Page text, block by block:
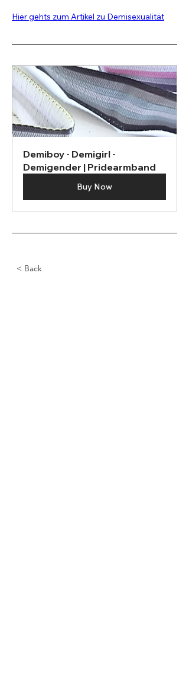
Hier gehts zum Artikel zu Demisexualität
Demiboy - Demigirl -
Demigender | Pridearmband
Buy Now
< Back